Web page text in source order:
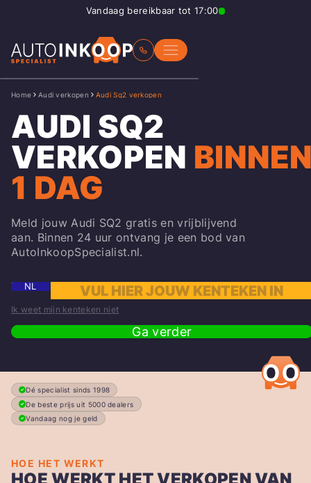
Vandaag bereikbaar tot 17:00
Home Audi verkopen Audi Sq2 verkopen
AUDI SQ2
VERKOPEN
1 DAG
Meld jouw Audi SQ2 gratis en vrijblijvend
aan. Binnen 24 uur ontvang je een bod van
AutoInkoopSpecialist.nl.
NL
Ik weet mijn kenteken niet
Ga verder
Dé specialist sinds 1998
De beste prijs uit 5000 dealers
Vandaag nog je geld
HOE HET WERKT